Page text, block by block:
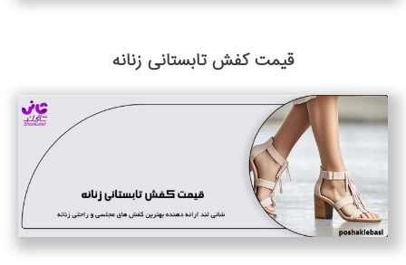
قیمت کفش تابستانی زنانه